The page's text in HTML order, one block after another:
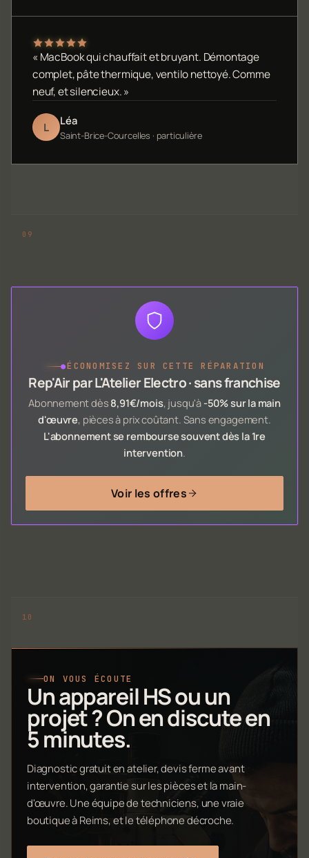
« MacBook qui chauffait et bruyant. Démontage
complet, pâte thermique, ventilo nettoyé. Comme
neuf, et silencieux. »
L Léa
Saint-Brice-Courcelles · particulière
●ÉCONOMISEZ SUR CETTE RÉPARATION
Rep'Air par L'Atelier Electro · sans franchise
Abonnement dès 8,91€/mois, jusqu'à -50% sur la main
d'œuvre, pièces à prix coûtant. Sans engagement.
L'abonnement se rembourse souvent dès la 1re
intervention.
Voir les offres
ON VOUS ÉCOUTE
Un appareil HS ou un
projet ? On en discute en
5 minutes.
Diagnostic gratuit en atelier, devis ferme avant
intervention, garantie sur les pièces et la main-
d'œuvre. Une équipe de techniciens, une vraie
boutique à Reims, et le téléphone décroche.